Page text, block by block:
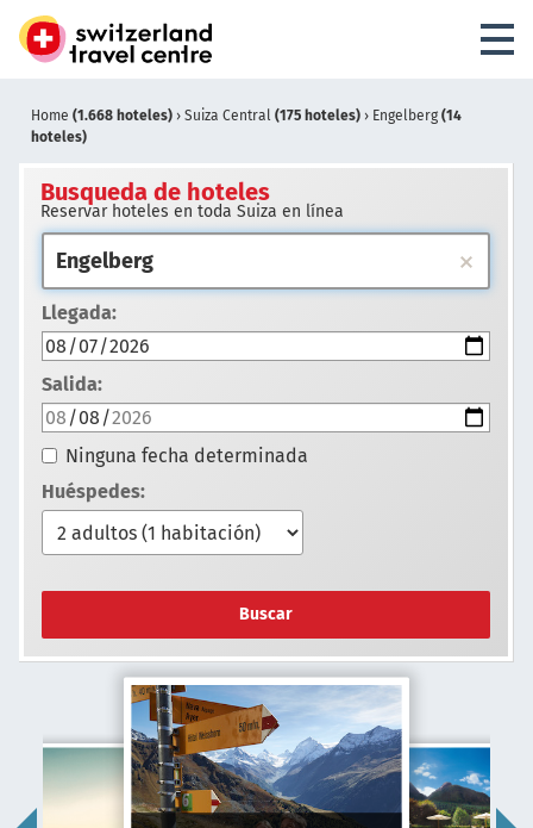
Home (1.668 hoteles) › Suiza Central (175 hoteles) › Engelberg (14
hoteles)
Busqueda de hoteles
Reservar hoteles en toda Suiza en línea
Llegada:
Salida:
Ninguna fecha determinada
Huéspedes:
Buscar